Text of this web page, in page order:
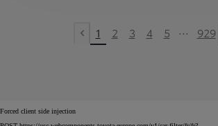
Previous page
1 2 3 4 5 ... 929
Forced client side injection